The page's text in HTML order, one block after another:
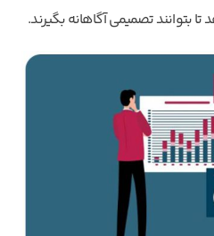
بتوانند تصمیمی آگاهانه بگیرند.